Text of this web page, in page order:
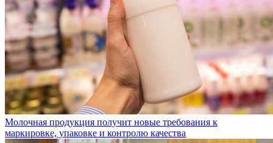
Молочная продукция получит новые требования к
маркировке, упаковке и контролю качества